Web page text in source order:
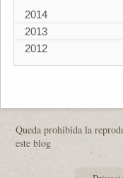
2014
2013
2012
Queda prohibida la
este blog